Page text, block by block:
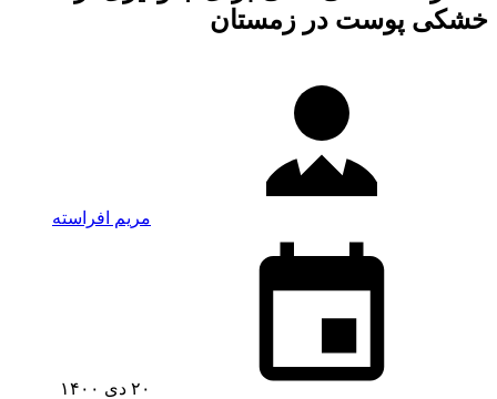
خشکی پوست در زمستان
مریم افراسته
۲۰ دی ۱۴۰۰